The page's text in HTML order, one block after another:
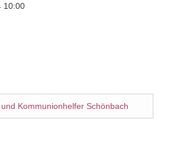
10:00
Kommunionhelfer Schönbach